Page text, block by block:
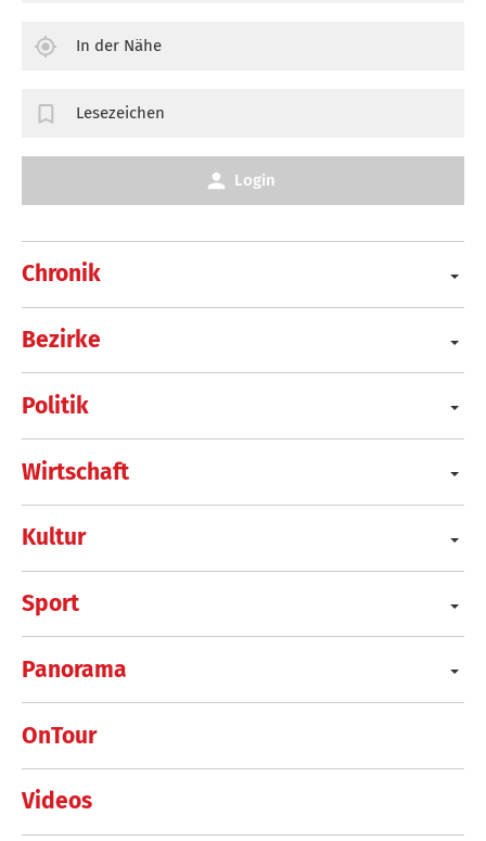
Chronik
Bezirke
Politik
Wirtschaft
Kultur
Sport
Panorama
OnTour
Videos
In der Nähe
Lesezeichen
Login